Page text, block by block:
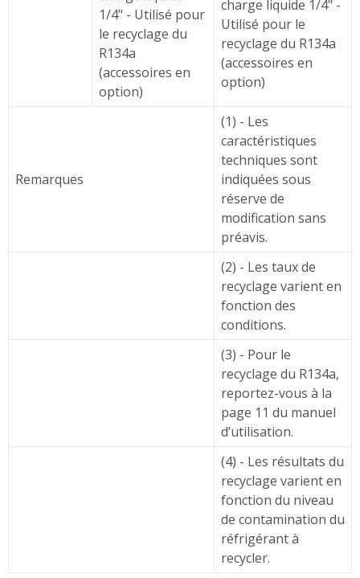
1/4" - Utilisé pour
le recyclage du
R134a
(accessoires en
option)
charge liquide 1/4" -
Utilisé pour le
recyclage du R134a
(accessoires en
option)
Remarques
(1) - Les
caractéristiques
techniques sont
indiquées sous
réserve de
modification sans
préavis.
(2) - Les taux de
recyclage varient en
fonction des
conditions.
(3) - Pour le
recyclage du R134a,
reportez-vous à la
page 11 du manuel
d’utilisation.
(4) - Les résultats du
recyclage varient en
fonction du niveau
de contamination du
réfrigérant à
recycler.